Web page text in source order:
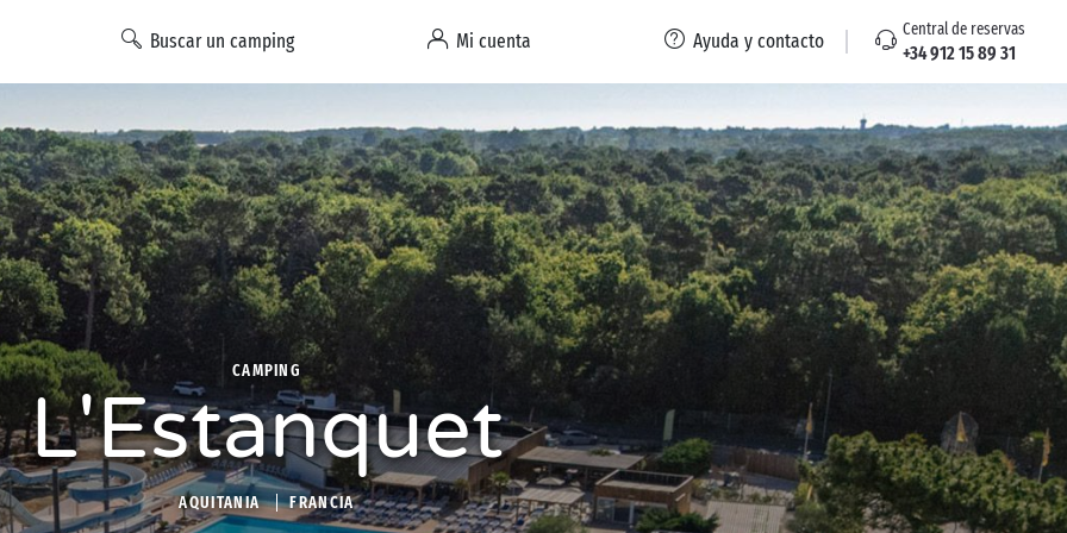
Buscar un camping Mi cuenta Ayuda y contacto Central de reservas
+34 912 15 89 31
CAMPING
L'Estanquet
AQUITANIA FRANCIA